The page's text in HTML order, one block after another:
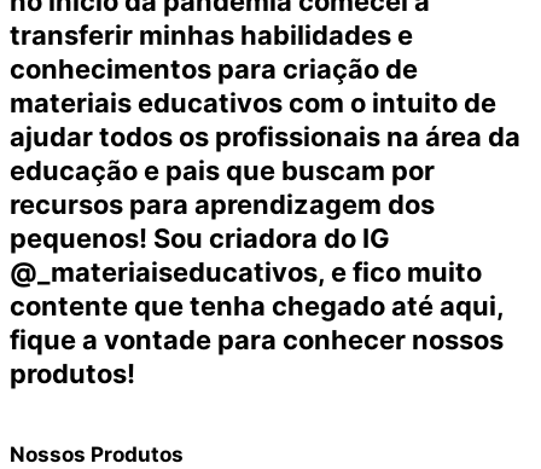
transferir minhas habilidades e
conhecimentos para criação de
materiais educativos com o intuito de
ajudar todos os profissionais na área da
educação e pais que buscam por
recursos para aprendizagem dos
pequenos! Sou criadora do IG
@_materiaiseducativos, e fico muito
contente que tenha chegado até aqui,
fique a vontade para conhecer nossos
produtos!
Nossos Produtos